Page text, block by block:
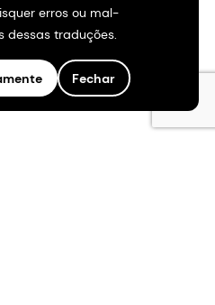
erros ou mal-
dessas traduções.
Fechar